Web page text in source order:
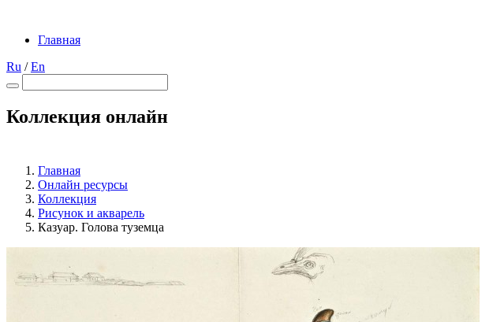
Главная
Ru /En
Коллекция онлайн
Главная
Онлайн ресурсы
Коллекция
Рисунок и акварель
Казуар. Голова туземца